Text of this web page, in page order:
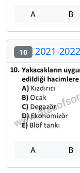
A B
10 2021-
A B